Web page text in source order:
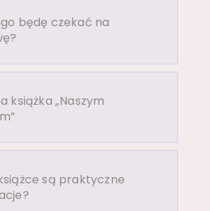
będę czekać na
książka „Naszym
są praktyczne